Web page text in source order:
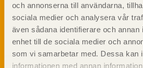
och annonserna till användarna,
sociala medier och analysera vår
även sådana identifierare och annan
enhet till de sociala medier och
som vi samarbetar med. Dessa kan
informationen med annan